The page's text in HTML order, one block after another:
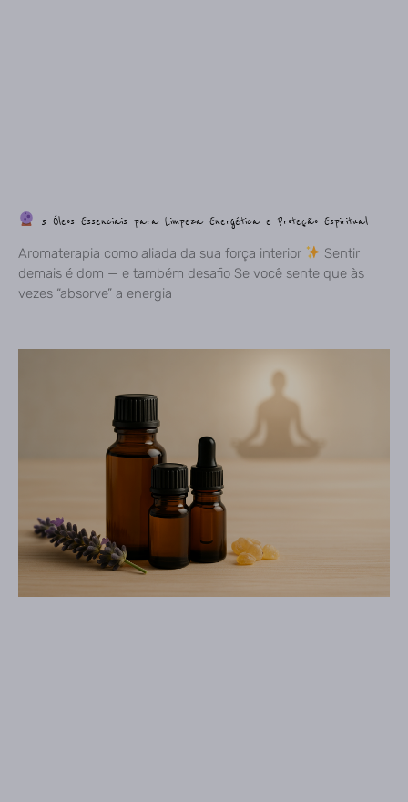
3 Óleos Essenciais para Limpeza Energética e Proteção Espiritual
Aromaterapia como aliada da sua força interior
Sentir
demais é dom — e também desafio Se você sente que às
vezes “absorve” a energia